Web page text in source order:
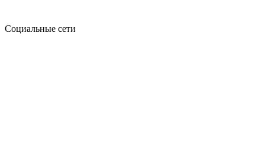
Социальные сети